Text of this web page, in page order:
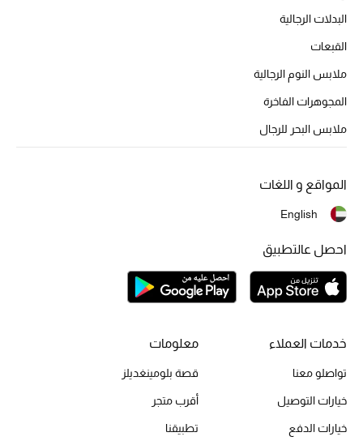
البدلات الرجالية
القبعات
ملابس النوم الرجالية
المجوهرات الفاخرة
ملابس البحر للرجال
خدمات العملاء
تواصلو معنا
خيارات التوصيل
خيارات الدفع
معلومات
قصة بلومينغديلز
أقرب متجر
تطبيقنا
المواقع و اللغات
English
احصل عالتطبيق